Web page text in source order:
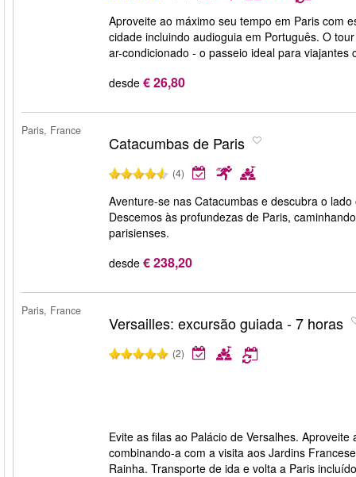
Aproveite ao máximo seu tempo em Paris com
cidade incluindo audioguia em Português. O
ar-condicionado - o passeio ideal para
desde € 26,80
Paris, France
Catacumbas de Paris
(4)
Aventure-se nas Catacumbas e descubra o
Descemos às profundezas de Paris,
parisienses.
desde € 238,20
Paris, France
Versailles: excursão guiada - 7 horas
(2)
Evite as filas ao Palácio de Versalhes.
combinando-a com a visita aos Jardins
Rainha. Transporte de ida e volta a Paris